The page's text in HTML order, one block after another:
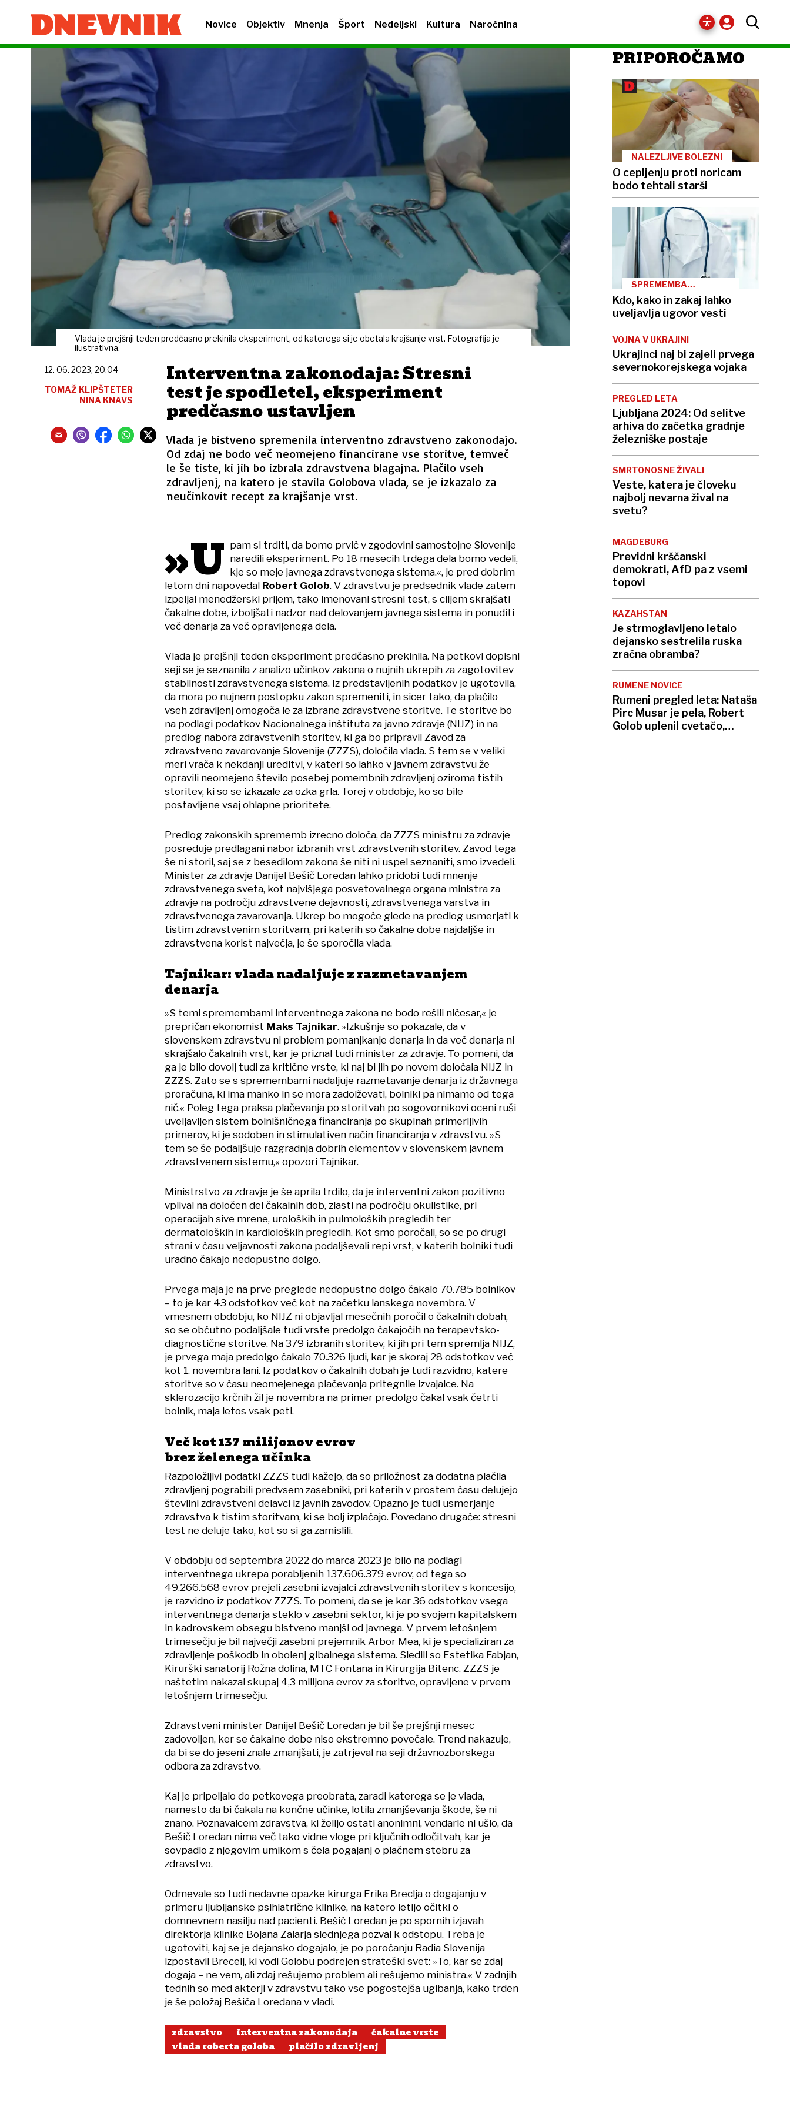
Novice Objektiv Mnenja Šport Nedeljski Kultura Naročnina
Vlada je prejšnji teden predčasno prekinila eksperiment, od katerega si je obetala krajšanje vrst. Fotografija je
ilustrativna.
Interventna zakonodaja: Stresni
test je spodletel, eksperiment
predčasno ustavljen
Vlada je bistveno spremenila interventno zdravstveno zakonodajo.
Od zdaj ne bodo več neomejeno financirane vse storitve, temveč
le še tiste, ki jih bo izbrala zdravstvena blagajna. Plačilo vseh
zdravljenj, na katero je stavila Golobova vlada, se je izkazalo za
neučinkovit recept za krajšanje vrst.
12. 06. 2023, 20.04
TOMAŽ KLIPŠTETER
NINA KNAVS
»U pam si trditi, da bomo prvič v zgodovini samostojne Slovenije
naredili eksperiment. Po 18 mesecih trdega dela bomo vedeli,
kje so meje javnega zdravstvenega sistema.«, je pred dobrim
letom dni napovedal Robert Golob. V zdravstvu je predsednik vlade zatem
izpeljal menedžerski prijem, tako imenovani stresni test, s ciljem skrajšati
čakalne dobe, izboljšati nadzor nad delovanjem javnega sistema in ponuditi
več denarja za več opravljenega dela.
Vlada je prejšnji teden eksperiment predčasno prekinila. Na petkovi dopisni
seji se je seznanila z analizo učinkov zakona o nujnih ukrepih za zagotovitev
stabilnosti zdravstvenega sistema. Iz predstavljenih podatkov je ugotovila,
da mora po nujnem postopku zakon spremeniti, in sicer tako, da plačilo
vseh zdravljenj omogoča le za izbrane zdravstvene storitve. Te storitve bo
na podlagi podatkov Nacionalnega inštituta za javno zdravje (NIJZ) in na
predlog nabora zdravstvenih storitev, ki ga bo pripravil Zavod za
zdravstveno zavarovanje Slovenije (ZZZS), določila vlada. S tem se v veliki
meri vrača k nekdanji ureditvi, v kateri so lahko v javnem zdravstvu že
opravili neomejeno število posebej pomembnih zdravljenj oziroma tistih
storitev, ki so se izkazale za ozka grla. Torej v obdobje, ko so bile
postavljene vsaj ohlapne prioritete.
Predlog zakonskih sprememb izrecno določa, da ZZZS ministru za zdravje
posreduje predlagani nabor izbranih vrst zdravstvenih storitev. Zavod tega
še ni storil, saj se z besedilom zakona še niti ni uspel seznaniti, smo izvedeli.
Minister za zdravje Danijel Bešič Loredan lahko pridobi tudi mnenje
zdravstvenega sveta, kot najvišjega posvetovalnega organa ministra za
zdravje na področju zdravstvene dejavnosti, zdravstvenega varstva in
zdravstvenega zavarovanja. Ukrep bo mogoče glede na predlog usmerjati k
tistim zdravstvenim storitvam, pri katerih so čakalne dobe najdaljše in
zdravstvena korist največja, je še sporočila vlada.
Tajnikar: vlada nadaljuje z razmetavanjem
denarja
»S temi spremembami interventnega zakona ne bodo rešili ničesar,« je
prepričan ekonomist Maks Tajnikar. »Izkušnje so pokazale, da v
slovenskem zdravstvu ni problem pomanjkanje denarja in da več denarja ni
skrajšalo čakalnih vrst, kar je priznal tudi minister za zdravje. To pomeni, da
ga je bilo dovolj tudi za kritične vrste, ki naj bi jih po novem določala NIJZ in
ZZZS. Zato se s spremembami nadaljuje razmetavanje denarja iz državnega
proračuna, ki ima manko in se mora zadolževati, bolniki pa nimamo od tega
nič.« Poleg tega praksa plačevanja po storitvah po sogovornikovi oceni ruši
uveljavljen sistem bolnišničnega financiranja po skupinah primerljivih
primerov, ki je sodoben in stimulativen način financiranja v zdravstvu. »S
tem se še podaljšuje razgradnja dobrih elementov v slovenskem javnem
zdravstvenem sistemu,« opozori Tajnikar.
Ministrstvo za zdravje je še aprila trdilo, da je interventni zakon pozitivno
vplival na določen del čakalnih dob, zlasti na področju okulistike, pri
operacijah sive mrene, uroloških in pulmoloških pregledih ter
dermatoloških in kardioloških pregledih. Kot smo poročali, so se po drugi
strani v času veljavnosti zakona podaljševali repi vrst, v katerih bolniki tudi
uradno čakajo nedopustno dolgo.
Prvega maja je na prve preglede nedopustno dolgo čakalo 70.785 bolnikov
– to je kar 43 odstotkov več kot na začetku lanskega novembra. V
vmesnem obdobju, ko NIJZ ni objavljal mesečnih poročil o čakalnih dobah,
so se občutno podaljšale tudi vrste predolgo čakajočih na terapevtsko-
diagnostične storitve. Na 379 izbranih storitev, ki jih pri tem spremlja NIJZ,
je prvega maja predolgo čakalo 70.326 ljudi, kar je skoraj 28 odstotkov več
kot 1. novembra lani. Iz podatkov o čakalnih dobah je tudi razvidno, katere
storitve so v času neomejenega plačevanja pritegnile izvajalce. Na
sklerozacijo krčnih žil je novembra na primer predolgo čakal vsak četrti
bolnik, maja letos vsak peti.
Več kot 137 milijonov evrov
brez želenega učinka
Razpoložljivi podatki ZZZS tudi kažejo, da so priložnost za dodatna plačila
zdravljenj pograbili predvsem zasebniki, pri katerih v prostem času delujejo
številni zdravstveni delavci iz javnih zavodov. Opazno je tudi usmerjanje
zdravstva k tistim storitvam, ki se bolj izplačajo. Povedano drugače: stresni
test ne deluje tako, kot so si ga zamislili.
V obdobju od septembra 2022 do marca 2023 je bilo na podlagi
interventnega ukrepa porabljenih 137.606.379 evrov, od tega so
49.266.568 evrov prejeli zasebni izvajalci zdravstvenih storitev s koncesijo,
je razvidno iz podatkov ZZZS. To pomeni, da se je kar 36 odstotkov vsega
interventnega denarja steklo v zasebni sektor, ki je po svojem kapitalskem
in kadrovskem obsegu bistveno manjši od javnega. V prvem letošnjem
trimesečju je bil največji zasebni prejemnik Arbor Mea, ki je specializiran za
zdravljenje poškodb in obolenj gibalnega sistema. Sledili so Estetika Fabjan,
Kirurški sanatorij Rožna dolina, MTC Fontana in Kirurgija Bitenc. ZZZS je
naštetim nakazal skupaj 4,3 milijona evrov za storitve, opravljene v prvem
letošnjem trimesečju.
Zdravstveni minister Danijel Bešič Loredan je bil še prejšnji mesec
zadovoljen, ker se čakalne dobe niso ekstremno povečale. Trend nakazuje,
da bi se do jeseni znale zmanjšati, je zatrjeval na seji državnozborskega
odbora za zdravstvo.
Kaj je pripeljalo do petkovega preobrata, zaradi katerega se je vlada,
namesto da bi čakala na končne učinke, lotila zmanjševanja škode, še ni
znano. Poznavalcem zdravstva, ki želijo ostati anonimni, vendarle ni ušlo, da
Bešič Loredan nima več tako vidne vloge pri ključnih odločitvah, kar je
sovpadlo z njegovim umikom s čela pogajanj o plačnem stebru za
zdravstvo.
Odmevale so tudi nedavne opazke kirurga Erika Breclja o dogajanju v
primeru ljubljanske psihiatrične klinike, na katero letijo očitki o
domnevnem nasilju nad pacienti. Bešič Loredan je po spornih izjavah
direktorja klinike Bojana Zalarja slednjega pozval k odstopu. Treba je
ugotoviti, kaj se je dejansko dogajalo, je po poročanju Radia Slovenija
izpostavil Brecelj, ki vodi Golobu podrejen strateški svet: »To, kar se zdaj
dogaja – ne vem, ali zdaj rešujemo problem ali rešujemo ministra.« V zadnjih
tednih so med akterji v zdravstvu tako vse pogostejša ugibanja, kako trden
je še položaj Bešiča Loredana v vladi.
zdravstvo interventna zakonodaja
čakalne vrste
vlada roberta goloba
plačilo zdravljenj
PRIPOROČAMO
NALEZLJIVE BOLEZNI
O cepljenju proti noricam
bodo tehtali starši
SPREMEMBA
ZAKONODAJE
Kdo, kako in zakaj lahko
uveljavlja ugovor vesti
VOJNA V UKRAJINI
Ukrajinci naj bi zajeli prvega
severnokorejskega vojaka
PREGLED LETA
Ljubljana 2024: Od selitve
arhiva do začetka gradnje
železniške postaje
SMRTONOSNE ŽIVALI
Veste, katera je človeku
najbolj nevarna žival na
svetu?
MAGDEBURG
Previdni krščanski
demokrati, AfD pa z vsemi
topovi
KAZAHSTAN
Je strmoglavljeno letalo
dejansko sestrelila ruska
zračna obramba?
RUMENE NOVICE
Rumeni pregled leta: Nataša
Pirc Musar je pela, Robert
Golob uplenil cvetačo,